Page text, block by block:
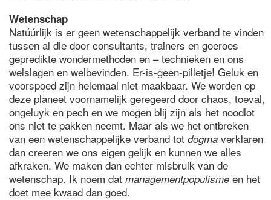
Wetenschap
Natúúrlijk is er geen wetenschappelijk verband te vinden
tussen al die door consultants, trainers en goeroes
gepredikte wondermethoden en – technieken en ons
welslagen en welbevinden. Er-is-geen-pilletje! Geluk en
voorspoed zijn helemaal niet maakbaar. We worden op
deze planeet voornamelijk geregeerd door chaos, toeval,
ongeluyk en pech en we mogen blij zijn als het noodlot
ons niet te pakken neemt. Maar als we het ontbreken
van een wetenschappelijke verband tot dogma verklaren
dan creeren we ons eigen gelijk en kunnen we alles
afkraken. We maken dan echter misbruik van de
wetenschap. Ik noem dat managementpopulisme en het
doet mee kwaad dan goed.